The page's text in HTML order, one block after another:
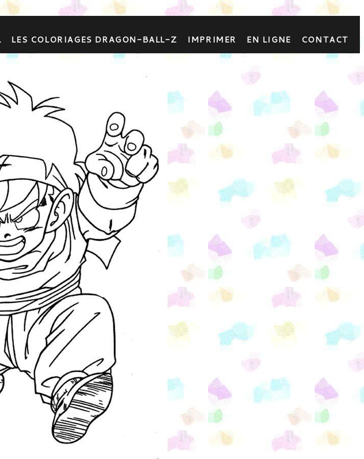
LES COLORIAGES DRAGON-BALL-Z IMPRIMER EN LIGNE CONTACT